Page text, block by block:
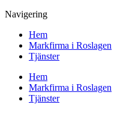
Navigering
Hem
Markfirma i Roslagen
Tjänster
Hem
Markfirma i Roslagen
Tjänster